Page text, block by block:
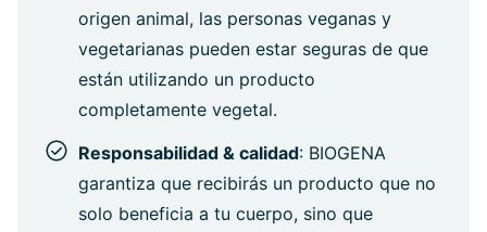
origen animal, las personas veganas y
vegetarianas pueden estar seguras de que
están utilizando un producto
completamente vegetal.
Responsabilidad & calidad: BIOGENA
garantiza que recibirás un producto que no
solo beneficia a tu cuerpo, sino que